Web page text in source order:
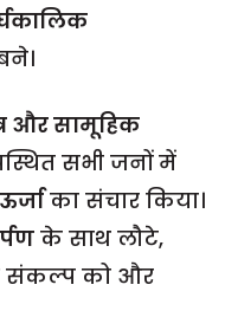
और सामूहिक
सभी जनों में
का संचार किया।
के साथ लौटे,
संकल्प को और